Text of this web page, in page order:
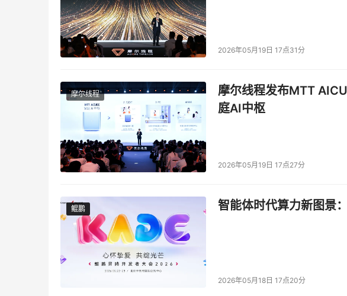
井贤栋说，蚂蚁集团将坚持科技驱动，坚守普惠初心，以更大力度
生活，让数据价值流动像自来水一样即开即用。
2026年05月19日 17点31分
摩尔线程
摩尔线程发布MTT
庭AI中枢
2026年05月19日 17点27分
鲲鹏
鲲鹏 智能体时代算力新图景
2026年05月18日 17点20分